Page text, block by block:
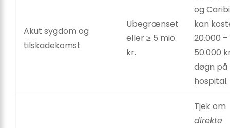
Akut sygdom og
tilskadekomst
Ubegrænset
eller ≥ 5 mio.
kr.
og
kan
20.000 –
50.000
døgn på
hospital.
Tjek om
direkte